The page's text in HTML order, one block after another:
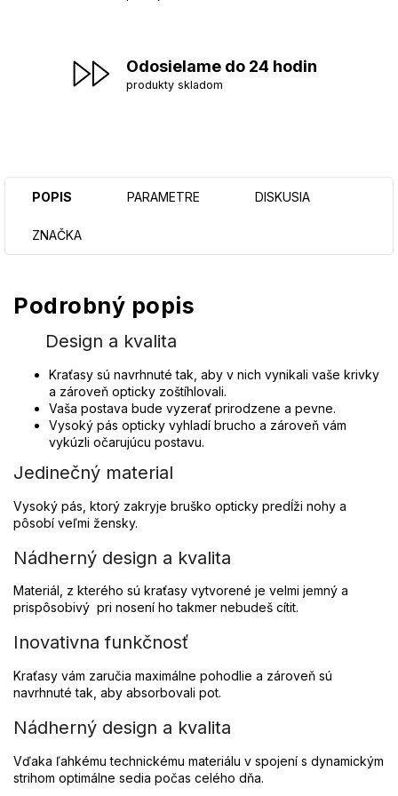
Odosielame do 24 hodin
produkty skladom
POPIS PARAMETRE DISKUSIA
ZNAČKA
Podrobný popis
Design a kvalita
Kraťasy sú navrhnuté tak, aby v nich vynikali vaše krivky
a zároveň opticky zoštíhlovali.
Vaša postava bude vyzerať prirodzene a pevne.
Vysoký pás opticky vyhladí brucho a zároveň vám
vykúzli očarujúcu postavu.
Jedinečný material
Vysoký pás, ktorý zakryje bruško opticky predĺži nohy a
pôsobí veľmi žensky.
Nádherný design a kvalita
Materiál, z kterého sú kraťasy vytvorené je velmi jemný a
prispôsobivý pri nosení ho takmer nebudeš cítit.
Inovativna funkčnosť
Kraťasy vám zaručia maximálne pohodlie a zároveň sú
navrhnuté tak, aby absorbovali pot.
Nádherný design a kvalita
Vďaka ľahkému technickému materiálu v spojení s dynamickým
strihom optimálne sedia počas celého dňa.